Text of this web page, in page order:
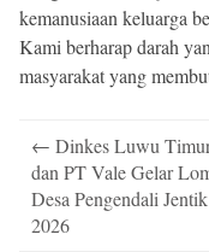
kemanusiaan keluarga
Kami berharap darah
masyarakat yang
navigation
← Dinkes Luwu
dan PT Vale Gelar
Desa Pengendali Jentik
2026